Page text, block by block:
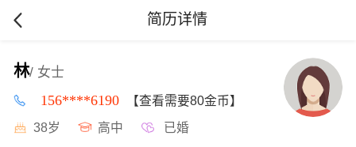
简历详情
林/ 女士
156****6190 【查看需要80金币】
38岁 高中 已婚